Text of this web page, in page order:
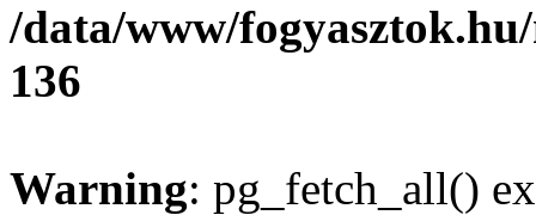
/data/www/
136
Warning: pg_fetch_all()